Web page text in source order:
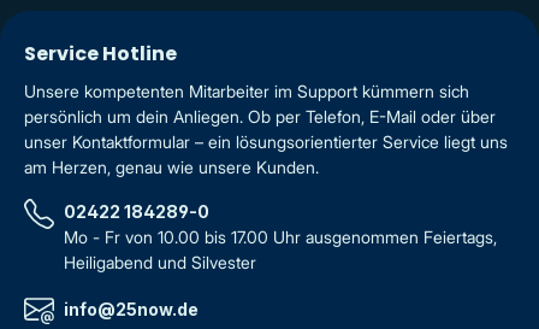
Service Hotline
Unsere kompetenten Mitarbeiter im Support kümmern sich
persönlich um dein Anliegen. Ob per Telefon, E-Mail oder über
unser Kontaktformular – ein lösungsorientierter Service liegt uns
am Herzen, genau wie unsere Kunden.
02422 184289-0
Mo - Fr von 10.00 bis 17.00 Uhr ausgenommen Feiertags,
Heiligabend und Silvester
info@25now.de